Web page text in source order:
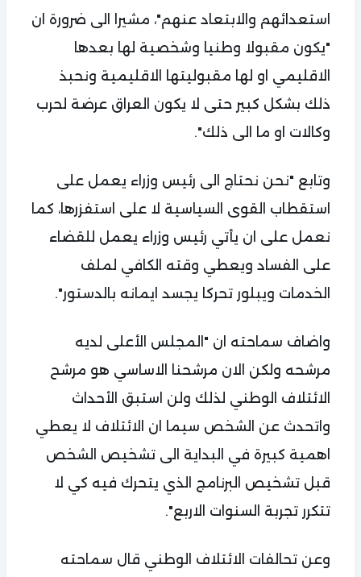
استعدائهم والابتعاد عنهم"، مشيرا الى ضرورة ان
"يكون مقبولا وطنيا وشخصية لها بعدها
الاقليمي او لها مقبوليتها الاقليمية ونحبذ
ذلك بشكل كبير حتى لا يكون العراق عرضة لحرب
وكالات او ما الى ذلك".
وتابع "نحن نحتاج الى رئيس وزراء يعمل على
استقطاب القوى السياسية لا على استفزرها، كما
نعمل على ان يأتي رئيس وزراء يعمل للقضاء
على الفساد ويعطي وقته الكافي لملف
الخدمات ويبلور تحركا يجسد ايمانه بالدستور".
واضاف سماحته ان "المجلس الأعلى لديه
مرشحه ولكن الان مرشحنا الاساسي هو مرشح
الائتلاف الوطني لذلك ولن استبق الأحداث
واتحدث عن الشخص سيما ان الائتلاف لا يعطي
اهمية كبيرة في البداية الى تشخيص الشخص
قبل تشخيص البرنامج الذي يتحرك فيه كي لا
تتكرر تجربة السنوات الاربع".
وعن تحالفات الائتلاف الوطني قال سماحته